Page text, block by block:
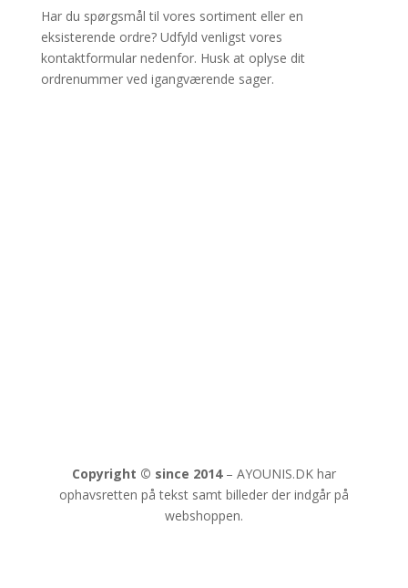
Har du spørgsmål til vores sortiment eller en
eksisterende ordre? Udfyld venligst vores
kontaktformular nedenfor. Husk at oplyse dit
ordrenummer ved igangværende sager.
Copyright © since 2014– AYOUNIS.DK har
ophavsretten på tekst samt billeder der indgår på
webshoppen.